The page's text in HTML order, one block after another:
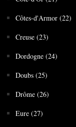
Côtes-d'Armor (22)
Creuse (23)
Dordogne (24)
Doubs (25)
Drôme (26)
Eure (27)